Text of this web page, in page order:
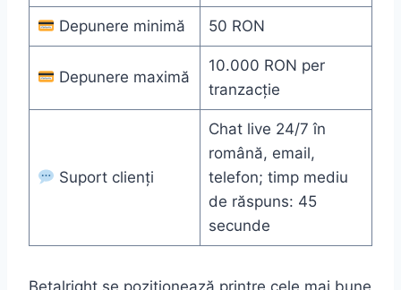
Depunere minimă 50 RON
Depunere maximă
10.000 RON per
tranzacție
Suport clienți
Chat live 24/7 în
română, email,
telefon; timp mediu
de răspuns: 45
secunde
Betalright se poziționează printre cele mai bune